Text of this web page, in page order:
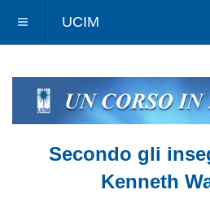
UCIM
Secondo gli
Kenneth